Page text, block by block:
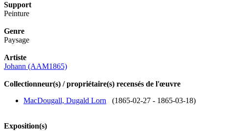
Support
Peinture
Genre
Paysage
Artiste
Johann (AAM1865)
Collectionneur(s) / propriétaire(s) recensés de l'œuvre
MacDougall, Dugald Lorn (1865-02-27 - 1865-03-18)
Exposition(s)